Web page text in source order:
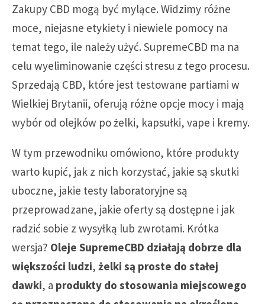
Zakupy CBD mogą być mylące. Widzimy różne
moce, niejasne etykiety i niewiele pomocy na
temat tego, ile należy użyć. SupremeCBD ma na
celu wyeliminowanie części stresu z tego procesu.
Sprzedają CBD, które jest testowane partiami w
Wielkiej Brytanii, oferują różne opcje mocy i mają
wybór od olejków po żelki, kapsułki, vape i kremy.
W tym przewodniku omówiono, które produkty
warto kupić, jak z nich korzystać, jakie są skutki
uboczne, jakie testy laboratoryjne są
przeprowadzane, jakie oferty są dostępne i jak
radzić sobie z wysyłką lub zwrotami. Krótka
wersja? Oleje SupremeCBD działają dobrze dla
większości ludzi, żelki są proste do stałej
dawki, a produkty do stosowania miejscowego